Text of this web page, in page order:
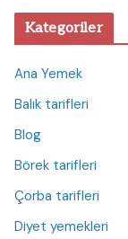
Kategoriler
Ana Yemek
Balık tarifleri
Blog
Börek tarifleri
Çorba tarifleri
Diyet yemekleri